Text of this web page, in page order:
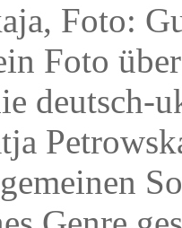
Foto:
Foto
deutsch-